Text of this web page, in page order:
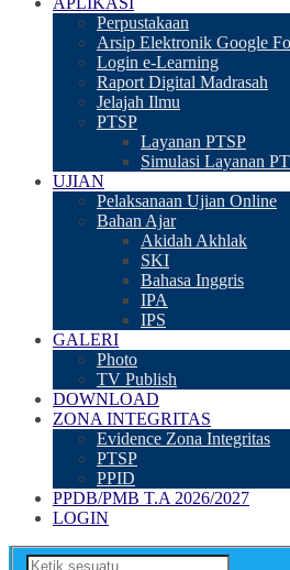
Perpustakaan
Arsip Elektronik Google
Login e-Learning
Raport Digital Madrasah
Jelajah Ilmu
PTSP
Layanan PTSP
Simulasi Layanan
UJIAN
Pelaksanaan Ujian Online
Bahan Ajar
Akidah Akhlak
SKI
Bahasa Inggris
IPA
IPS
GALERI
Photo
TV Publish
DOWNLOAD
ZONA INTEGRITAS
Evidence Zona Integritas
PTSP
PPID
PPDB/PMB T.A 2026/2027
LOGIN